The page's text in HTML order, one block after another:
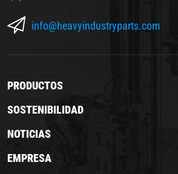
info@heavyindustryparts.com
PRODUCTOS
SOSTENIBILIDAD
NOTICIAS
EMPRESA